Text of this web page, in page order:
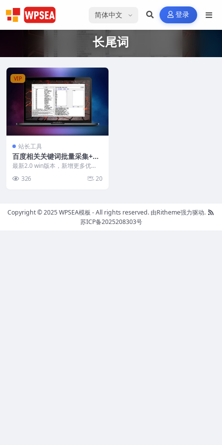
选择语言 登录
长尾词
VIP
站长工具
百度相关关键词批量采集+可
自定义生成标题软件 v2.0
最新2.0 win版本，新增更多优
度热门关键词的利...
326 20
Copyright © 2025 WPSEA模板 - All rights reserved. 由Ritheme强力驱动.
苏ICP备2025208303号